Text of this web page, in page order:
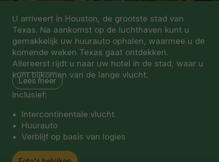
U arriveert in Houston, de grootste stad van
Texas. Na aankomst op de luchthaven kunt u
gemakkelijk uw huurauto ophalen, waarmee u de
komende weken Texas gaat ontdekken.
Allereerst rijdt u naar uw hotel in de stad, waar u
kunt bijkomen van de lange vlucht.
Houston is gelegen in de zuidoostelijke hoek van
beschikt over een ultramodern centrum met een
levendige theaterwijk, talloze indrukwekkende
musea en galerieën en het Hermann Park. Dit is
een groot park dicht bij het centrum met een
Lees meer
Inclusief:
Intercontinentale vlucht
Huurauto
Verblijf op basis van logies